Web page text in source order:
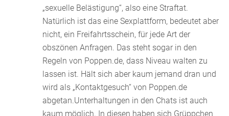
„sexuelle Belästigung“, also eine Straftat.
Natürlich ist das eine Sexplattform, bedeutet aber
nicht, ein Freifahrtsschein, für jede Art der
obszönen Anfragen. Das steht sogar in den
Regeln von Poppen.de, dass Niveau walten zu
lassen ist. Hält sich aber kaum jemand dran und
wird als „Kontaktgesuch“ von Poppen.de
abgetan.Unterhaltungen in den Chats ist auch
kaum möglich. In diesen haben sich Grüppchen